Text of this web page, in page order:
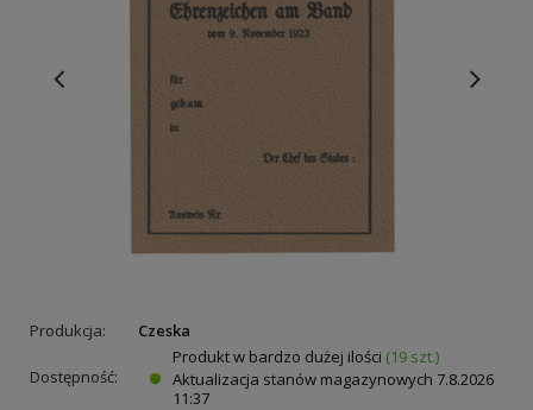
Produkcja: Czeska
Dostępność:
Produkt w bardzo dużej ilości (19 szt.)
Aktualizacja stanów magazynowych 7.8.2026
11:37